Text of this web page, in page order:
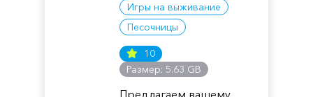
Игры на выживание
Песочницы
10
Размер: 5.63 GB
Предлагаем вашему